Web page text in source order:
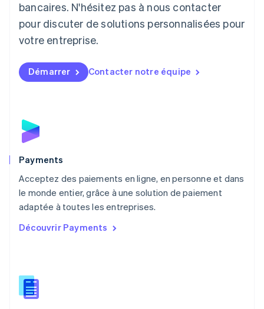
bancaires. N'hésitez pas à nous contacter
pour discuter de solutions personnalisées pour
votre entreprise.
Démarrer Contacter notre équipe
Payments
Acceptez des paiements en ligne, en personne et dans
le monde entier, grâce à une solution de paiement
adaptée à toutes les entreprises.
Découvrir Payments
Lituanie
Luxembourg
FrançaisDeutschEnglish
English简体中文
Malte
Norvège
English
English
NederlandsEnglish
Pologne
English
PortuguêsEnglish
English
Roumanie